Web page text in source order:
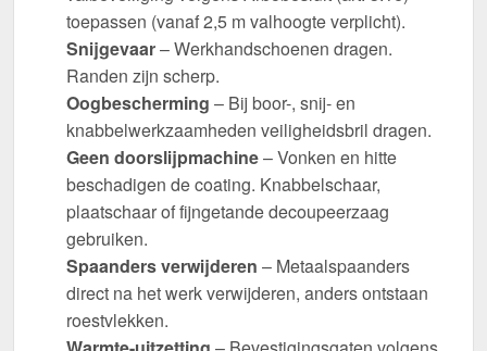
toepassen (vanaf 2,5 m valhoogte verplicht).
Snijgevaar– Werkhandschoenen dragen.
Randen zijn scherp.
Oogbescherming – Bij boor-, snij- en
knabbelwerkzaamheden veiligheidsbril dragen.
Geen doorslijpmachine– Vonken en hitte
beschadigen de coating. Knabbelschaar,
plaatschaar of fijngetande decoupeerzaag
gebruiken.
Spaanders verwijderen – Metaalspaanders
direct na het werk verwijderen, anders ontstaan
roestvlekken.